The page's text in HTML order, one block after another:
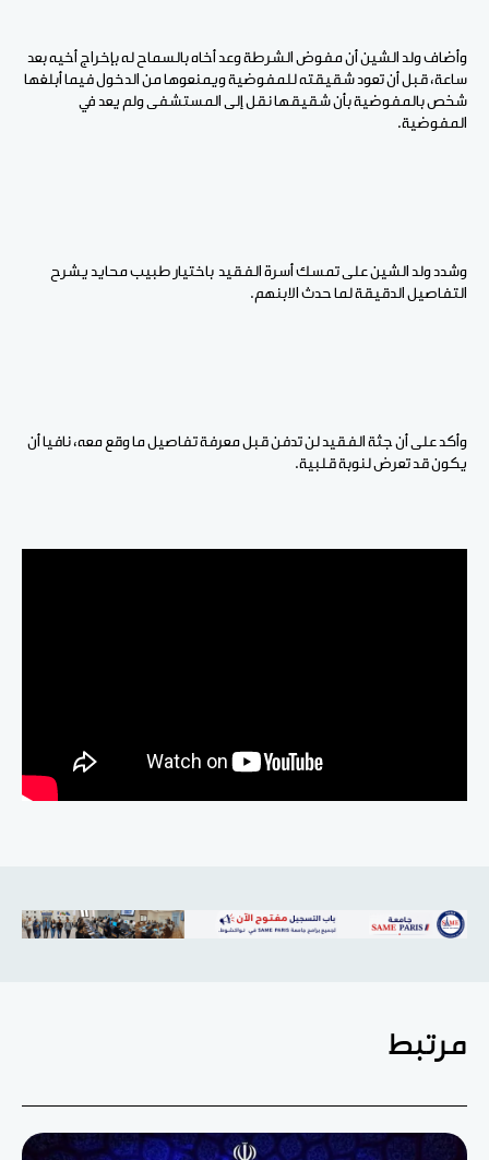
وأضاف ولد الشين أن مفوض الشرطة وعد أخاه بالسماح له بإخراج أخيه بعد
ساعة، قبل أن تعود شقيقته للمفوضية ويمنعوها من الدخول فيما أبلغها
شخص بالمفوضية بأن شقيقها نقل إلى المستشفى ولم يعد في
المفوضية.
وشدد ولد الشين على تمسك أسرة الفقيد باختيار طبيب محايد يشرح
التفاصيل الدقيقة لما حدث الابنهم.
وأكد على أن جثة الفقيد لن تدفن قبل معرفة تفاصيل ما وقع معه، نافيا أن
يكون قد تعرض لنوبة قلبية.
مرتبط